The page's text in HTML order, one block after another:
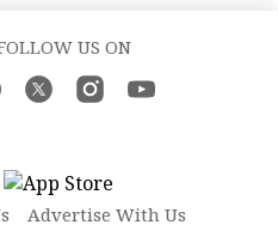
US ON
Advertise With Us